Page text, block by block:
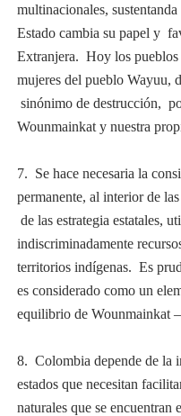
multinacionales,
Estado cambia su papel y
Extranjera. Hoy los
mujeres del pueblo Wayuu,
sinónimo de destrucción,
Wounmainkat y nuestra
7. Se hace necesaria la
permanente, al interior de
de las estrategia estatales,
indiscriminadamente
territorios indígenas. Es
es considerado como un
equilibrio de Wounmainkat
8. Colombia depende de la
estados que necesitan
naturales que se encuentran